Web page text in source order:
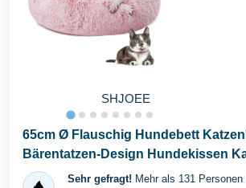
SHJOEE
65cm Ø Flauschig Hundebett
Bärentatzen-Design Hundekissen
Waschbar...Sehr gefragt! Mehr als 131